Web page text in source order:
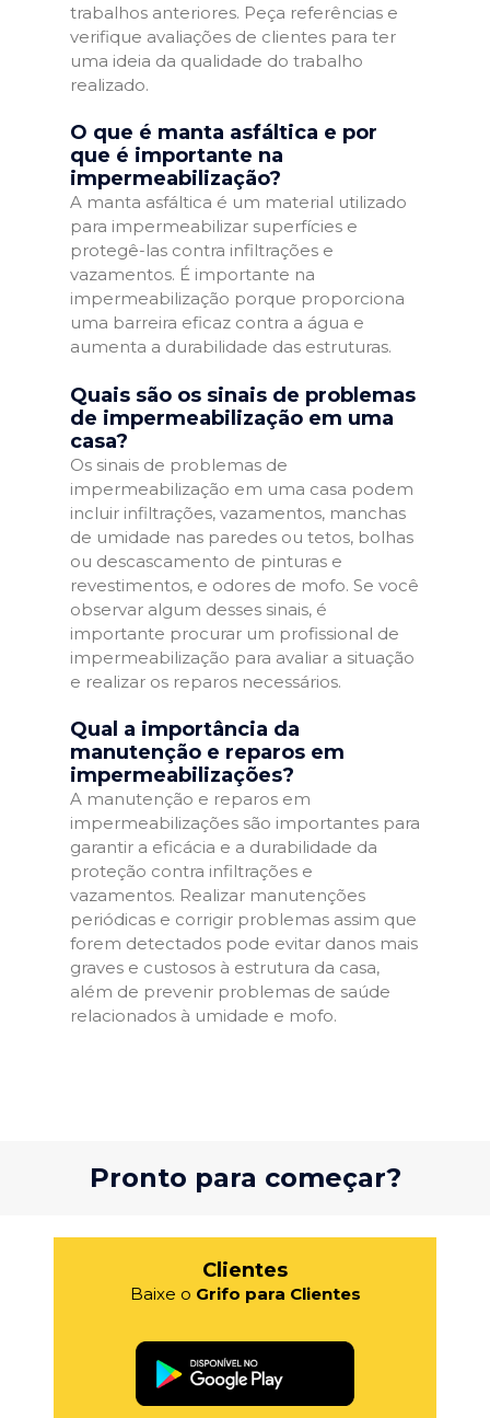
trabalhos anteriores. Peça referências e
verifique avaliações de clientes para ter
uma ideia da qualidade do trabalho
realizado.
O que é manta asfáltica e por
que é importante na
impermeabilização?
A manta asfáltica é um material utilizado
para impermeabilizar superfícies e
protegê-las contra infiltrações e
vazamentos. É importante na
impermeabilização porque proporciona
uma barreira eficaz contra a água e
aumenta a durabilidade das estruturas.
Quais são os sinais de problemas
de impermeabilização em uma
casa?
Os sinais de problemas de
impermeabilização em uma casa podem
incluir infiltrações, vazamentos, manchas
de umidade nas paredes ou tetos, bolhas
ou descascamento de pinturas e
revestimentos, e odores de mofo. Se você
observar algum desses sinais, é
importante procurar um profissional de
impermeabilização para avaliar a situação
e realizar os reparos necessários.
Qual a importância da
manutenção e reparos em
impermeabilizações?
A manutenção e reparos em
impermeabilizações são importantes para
garantir a eficácia e a durabilidade da
proteção contra infiltrações e
vazamentos. Realizar manutenções
periódicas e corrigir problemas assim que
forem detectados pode evitar danos mais
graves e custosos à estrutura da casa,
além de prevenir problemas de saúde
relacionados à umidade e mofo.
Pronto para começar?
Clientes
Baixe o Grifo para Clientes